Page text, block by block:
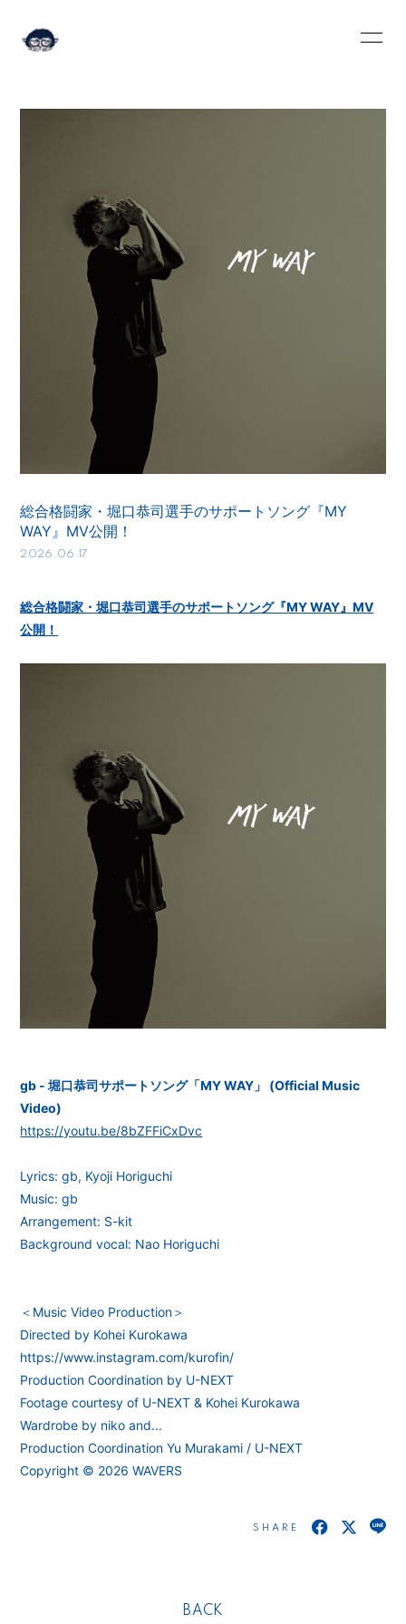
BLOG
RADIO PHOTO
会員登録 ログイン
総合格闘家・堀口恭司選手のサポートソング『MY
WAY』MV公開！
2026.06.17
総合格闘家・堀口恭司選手のサポートソング『MY WAY』MV
公開！
gb - 堀口恭司サポートソング「MY WAY」 (Official Music
Video)
https://youtu.be/8bZFFiCxDvc
Lyrics: gb, Kyoji Horiguchi
Music: gb
Arrangement: S-kit
Background vocal: Nao Horiguchi
＜Music Video Production＞
Directed by Kohei Kurokawa
https://www.instagram.com/kurofin/
Production Coordination by U-NEXT
Footage courtesy of U-NEXT & Kohei Kurokawa
Wardrobe by niko and...
Production Coordination Yu Murakami / U-NEXT
Copyright © 2026 WAVERS
SHARE
BACK